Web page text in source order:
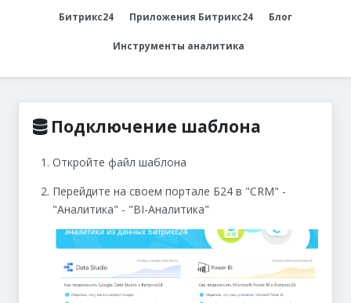
Битрикс24 Приложения Битрикс24 Блог
Инструменты аналитика
Подключение шаблона
Откройте файл шаблона
Перейдите на своем портале Б24 в "CRM" -
"Аналитика" - "BI-Аналитика"